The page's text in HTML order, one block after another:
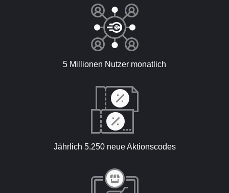
5 Millionen Nutzer monatlich
Jährlich 5.250 neue Aktionscodes